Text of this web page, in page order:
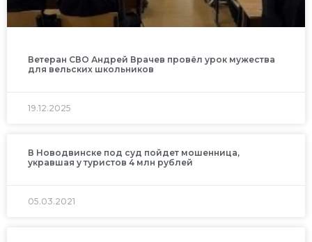
Ветеран СВО Андрей Врачев провёл урок мужества
для вельских школьников
19.12.2025
В Новодвинске под суд пойдет мошенница,
укравшая у туристов 4 млн рублей
05.03.2021